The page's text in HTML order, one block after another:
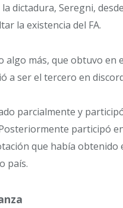
dictadura, Seregni,
la existencia del FA.
algo más, que obtuvo
a ser el tercero en
parcialmente y
participó
que había obtenido
país.